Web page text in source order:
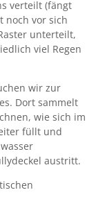
verteilt (fängt
noch vor sich
unterteilt,
viel Regen
wir zur
Dort sammelt
wie sich im
füllt und
austritt.